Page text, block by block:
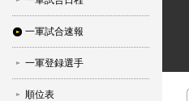
一軍試合速報
一軍登録選手
順位表